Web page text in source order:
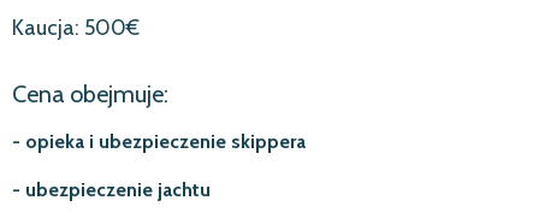
Kaucja: 500€
Cena obejmuje:
- opieka i ubezpieczenie skippera
- ubezpieczenie jachtu